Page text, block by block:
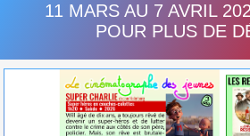
11 MARS AU 7 AVRIL
POUR PLUS DE